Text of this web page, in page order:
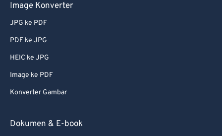
Image Konverter
JPG ke PDF
PDF ke JPG
HEIC ke JPG
Image ke PDF
Konverter Gambar
Dokumen & E-book